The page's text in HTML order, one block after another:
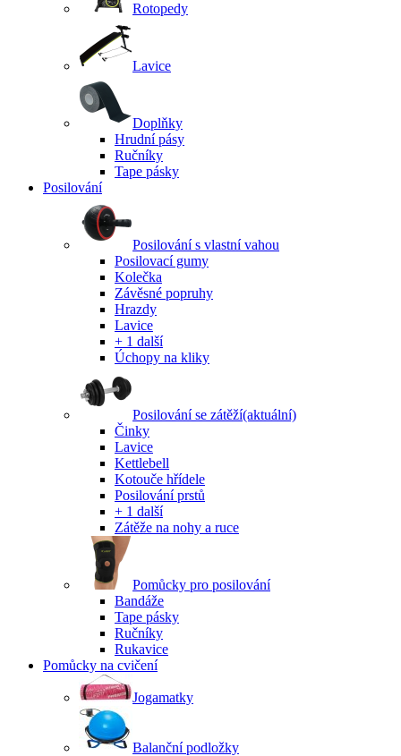
Rotopedy
Lavice
Doplňky
Hrudní pásy
Ručníky
Tape pásky
Posilování
Posilování s vlastní vahou
Posilovací gumy
Kolečka
Závěsné popruhy
Hrazdy
Lavice
+ 1 další
Úchopy na kliky
Posilování se zátěží(aktuální)
Činky
Lavice
Kettlebell
Kotouče hřídele
Posilování prstů
+ 1 další
Zátěže na nohy a ruce
Pomůcky pro posilování
Bandáže
Tape pásky
Ručníky
Rukavice
Pomůcky na cvičení
Jogamatky
Balanční podložky